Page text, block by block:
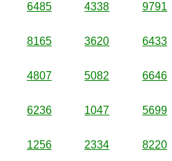
6485 4338 9791
8165 3620 6433
4807 5082 6646
6236 1047 5699
1256 2334 8220